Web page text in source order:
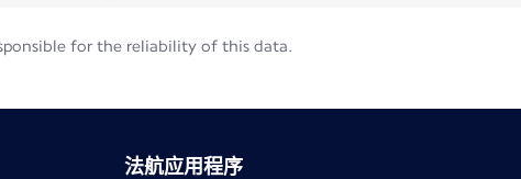
for the reliability of this data.
法航应用程序